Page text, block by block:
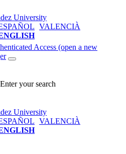
VALENCIÀ
Access (open a new
Enter your search
VALENCIÀ